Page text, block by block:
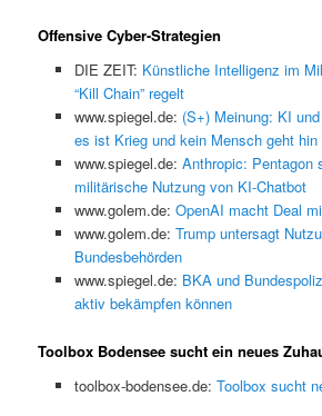
Offensive Cyber-Strategien
DIE ZEIT: Künstliche Intelligenz im
“Kill Chain” regelt
www.spiegel.de: (S+) Meinung: KI
es ist Krieg und kein Mensch geht hin
www.spiegel.de: Anthropic: Pentagon
militärische Nutzung von KI-Chatbot
www.golem.de: OpenAI macht Deal
www.golem.de: Trump untersagt
Bundesbehörden
www.spiegel.de: BKA und
aktiv bekämpfen können
Toolbox Bodensee sucht ein neues
toolbox-bodensee.de: Toolbox sucht